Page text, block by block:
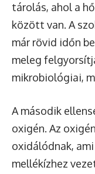
tárolás, ahol a
között van. A
már rövid időn
meleg
mikrobiológiai,
A második
oxigén. Az
oxidálódnak,
mellékízhez